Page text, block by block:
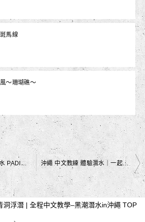
馬線
～珊瑚礁～
沖繩 中文說明 體驗潛水 PADI｜🌊 冬季也可以潛水❄️｜黑潮潛水 沖繩 中文教練 體驗潛水｜一起探索海底世界｜黑潮潛水
洞浮潛 | 全程中文教學–黑潮潛水in沖繩 TOP